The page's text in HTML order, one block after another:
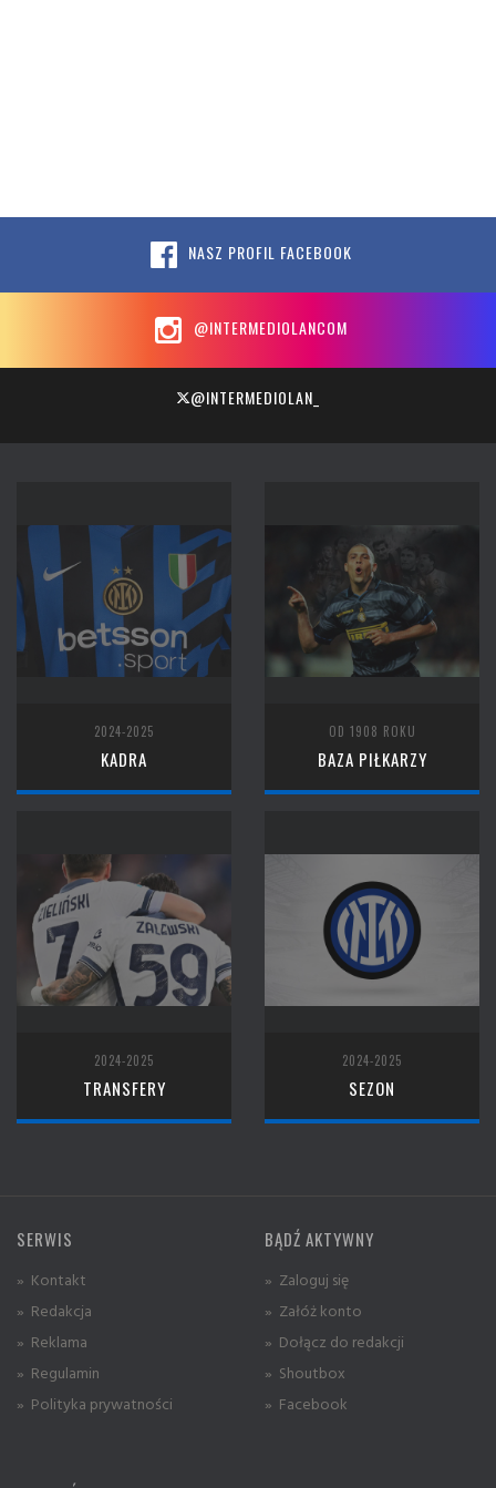
NASZ PROFIL FACEBOOK
@INTERMEDIOLANCOM
@INTERMEDIOLAN_
2024-2025
KADRA
OD 1908 ROKU
BAZA PIŁKARZY
2024-2025
TRANSFERY
2024-2025
SEZON
SERWIS
» Kontakt
» Redakcja
» Reklama
» Regulamin
» Polityka prywatności
BĄDŹ AKTYWNY
» Zaloguj się
» Załóż konto
» Dołącz do redakcji
» Shoutbox
» Facebook